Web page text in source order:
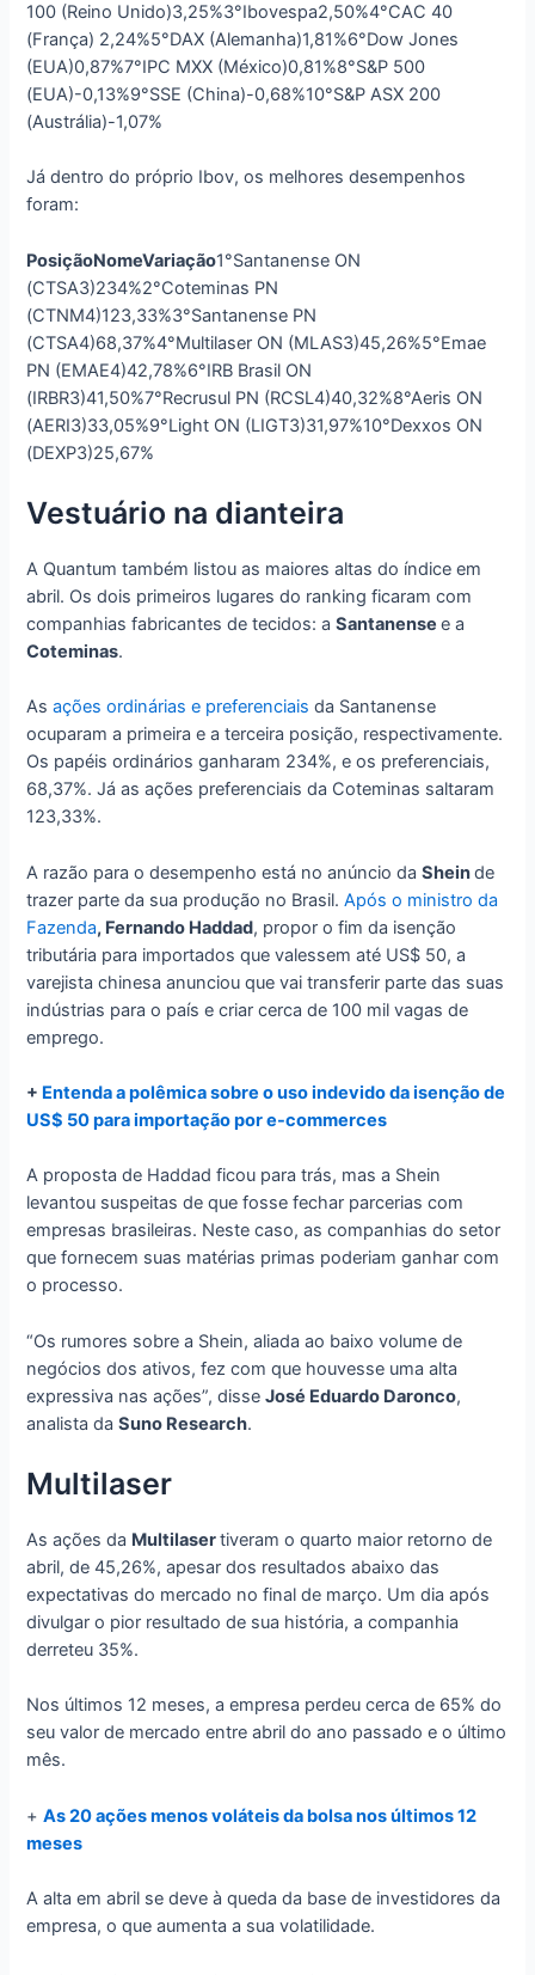
100 (Reino Unido)3,25%3°Ibovespa2,50%4°CAC 40
(França) 2,24%5°DAX (Alemanha)1,81%6°Dow Jones
(EUA)0,87%7°IPC MXX (México)0,81%8°S&P 500
(EUA)-0,13%9°SSE (China)-0,68%10°S&P ASX 200
(Austrália)-1,07%
Já dentro do próprio Ibov, os melhores desempenhos
foram:
PosiçãoNomeVariação1°Santanense ON
(CTSA3)234%2°Coteminas PN
(CTNM4)123,33%3°Santanense PN
(CTSA4)68,37%4°Multilaser ON (MLAS3)45,26%5°Emae
PN (EMAE4)42,78%6°IRB Brasil ON
(IRBR3)41,50%7°Recrusul PN (RCSL4)40,32%8°Aeris ON
(AERI3)33,05%9°Light ON (LIGT3)31,97%10°Dexxos ON
(DEXP3)25,67%
Vestuário na dianteira
A Quantum também listou as maiores altas do índice em
abril. Os dois primeiros lugares do ranking ficaram com
companhias fabricantes de tecidos: aSantanensee a
Coteminas.
Asações ordinárias e preferenciais da Santanense
ocuparam a primeira e a terceira posição, respectivamente.
Os papéis ordinários ganharam 234%, e os preferenciais,
68,37%. Já as ações preferenciais da Coteminas saltaram
123,33%.
A razão para o desempenho está no anúncio daSheinde
trazer parte da sua produção no Brasil.Após o ministro da
Fazenda, Fernando Haddad, propor o fim da isenção
tributária para importados que valessem até US$ 50, a
varejista chinesa anunciou que vai transferir parte das suas
indústrias para o país e criar cerca de 100 mil vagas de
emprego.
+ Entenda a polêmica sobre o uso indevido da isenção de
US$ 50 para importação por e-commerces
A proposta de Haddad ficou para trás, mas a Shein
levantou suspeitas de que fosse fechar parcerias com
empresas brasileiras. Neste caso, as companhias do setor
que fornecem suas matérias primas poderiam ganhar com
o processo.
“Os rumores sobre a Shein, aliada ao baixo volume de
negócios dos ativos, fez com que houvesse uma alta
expressiva nas ações”, disseJosé Eduardo Daronco,
analista daSuno Research.
Multilaser
As ações da Multilasertiveram o quarto maior retorno de
abril, de 45,26%, apesar dos resultados abaixo das
expectativas do mercado no final de março. Um dia após
divulgar o pior resultado de sua história, a companhia
derreteu 35%.
Nos últimos 12 meses, a empresa perdeu cerca de 65% do
seu valor de mercado entre abril do ano passado e o último
mês.
+As 20 ações menos voláteis da bolsa nos últimos 12
meses
A alta em abril se deve à queda da base de investidores da
empresa, o que aumenta a sua volatilidade.